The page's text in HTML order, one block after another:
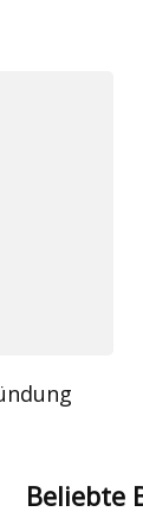
Beliebte